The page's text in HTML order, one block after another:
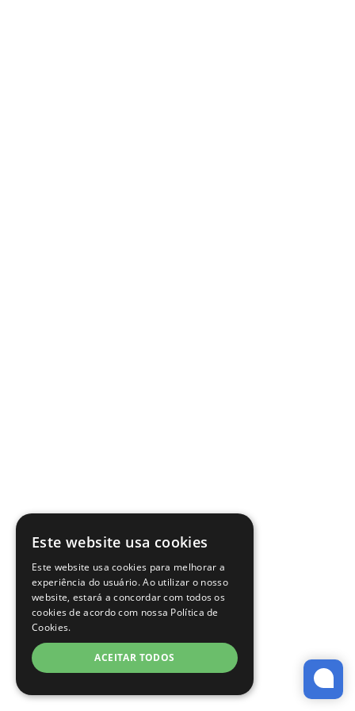
Este website usa cookies
Este website usa cookies para melhorar a
experiência do usuário. Ao utilizar o nosso
website, estará a concordar com todos os
cookies de acordo com nossa Política de
Cookies.
ACEITAR TODOS